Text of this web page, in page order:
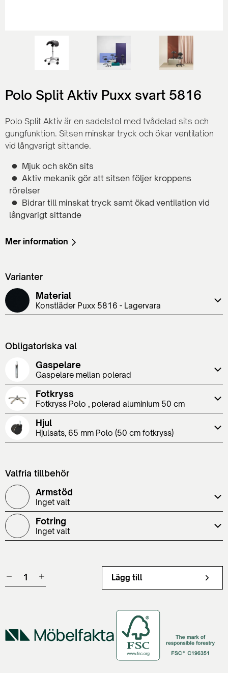
Polo Split Aktiv Puxx svart 5816
Polo Split Aktiv är en sadelstol med tvådelad sits och
gungfunktion. Sitsen minskar tryck och ökar ventilation
vid långvarigt sittande.
Mjuk och skön sits
Aktiv mekanik gör att sitsen följer kroppens
rörelser
Bidrar till minskat tryck samt ökad ventilation vid
långvarigt sittande
Mer information
Varianter
Material
Konstläder Puxx 5816 - Lagervara
Obligatoriska val
Gaspelare
Gaspelare mellan polerad
Fotkryss
Fotkryss Polo , polerad aluminium 50 cm
Hjul
Hjulsats, 65 mm Polo (50 cm fotkryss)
Valfria tillbehör
Armstöd
Inget valt
Fotring
Inget valt
Lägg till